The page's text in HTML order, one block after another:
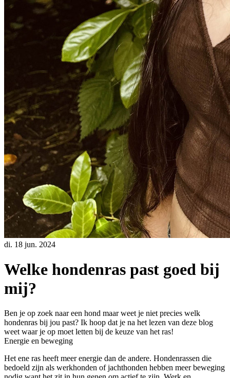
di. 18 jun. 2024
Welke hondenras past goed bij
mij?
Ben je op zoek naar een hond maar weet je niet precies welk
hondenras bij jou past? Ik hoop dat je na het lezen van deze blog
weet waar je op moet letten bij de keuze van het ras!
Energie en beweging
Het ene ras heeft meer energie dan de andere. Hondenrassen die
bedoeld zijn als werkhonden of jachthonden hebben meer beweging